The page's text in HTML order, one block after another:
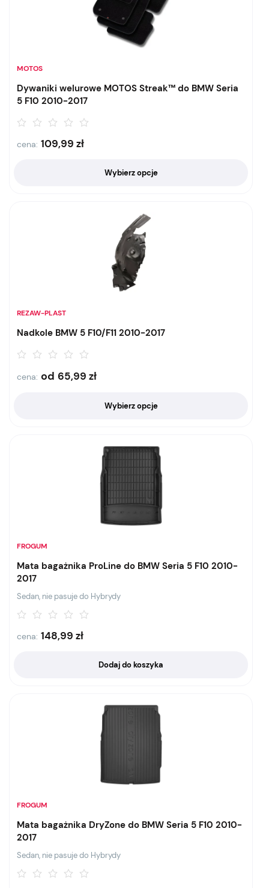
MOTOS
Dywaniki welurowe MOTOS Streak™ do BMW Seria
5 F10 2010-2017
cena: 109,99 zł
Wybierz opcje
REZAW-PLAST
Nadkole BMW 5 F10/F11 2010-2017
cena: od 65,99 zł
Wybierz opcje
FROGUM
Mata bagażnika ProLine do BMW Seria 5 F10 2010-
2017
Sedan, nie pasuje do Hybrydy
cena: 148,99 zł
Dodaj do koszyka
FROGUM
Mata bagażnika DryZone do BMW Seria 5 F10 2010-
2017
Sedan, nie pasuje do Hybrydy